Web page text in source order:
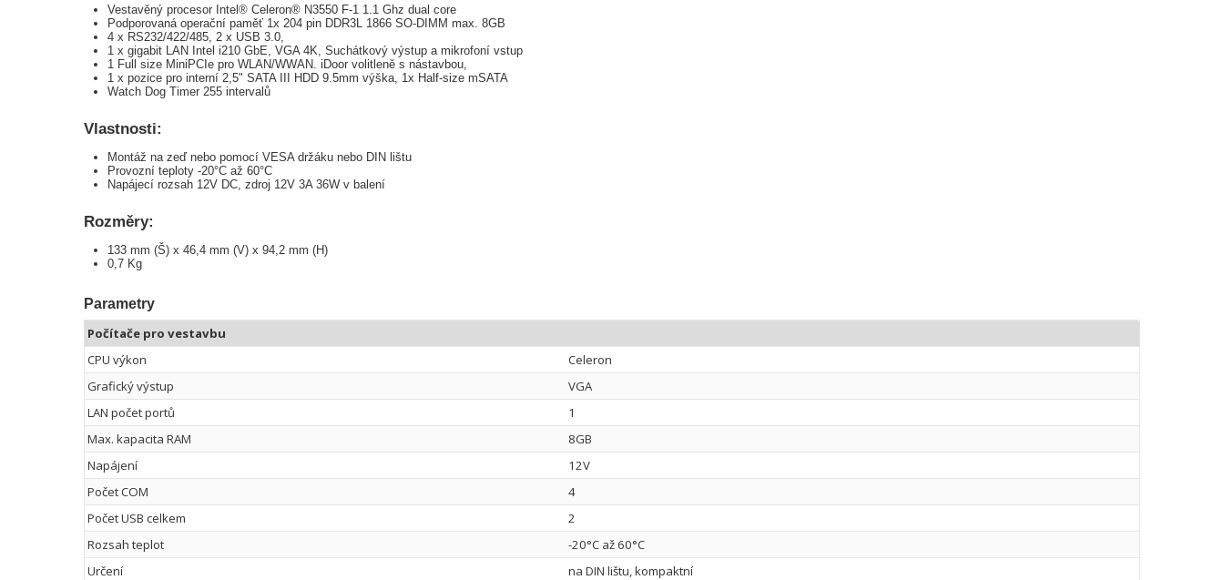
Vestavěný procesor Intel® Celeron® N3550 F-1 1.1 Ghz dual core
Podporovaná operační paměť 1x 204 pin DDR3L 1866 SO-DIMM max. 8GB
4 x RS232/422/485, 2 x USB 3.0,
1 x gigabit LAN Intel i210 GbE, VGA 4K, Suchátkový výstup a mikrofoní vstup
1 Full size MiniPCIe pro WLAN/WWAN. iDoor volitleně s nástavbou,
1 x pozice pro interní 2,5" SATA III HDD 9.5mm výška, 1x Half-size mSATA
Watch Dog Timer 255 intervalů
Vlastnosti:
Montáž na zeď nebo pomocí VESA držáku nebo DIN lištu
Provozní teploty -20°C až 60°C
Napájecí rozsah 12V DC, zdroj 12V 3A 36W v balení
Rozměry:
133 mm (Š) x 46,4 mm (V) x 94,2 mm (H)
0,7 Kg
Parametry
Počítače pro vestavbu
CPU výkon
Celeron
Grafický výstup
VGA
LAN počet portů
1
Max. kapacita RAM
8GB
Napájení
12V
Počet COM
4
Počet USB celkem
2
Rozsah teplot
-20°C až 60°C
Určení
na DIN lištu, kompaktní